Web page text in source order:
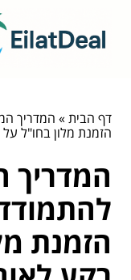
דף הבית» המדריך
הזמנת מלון בחו"ל
המדריך
הזמנת